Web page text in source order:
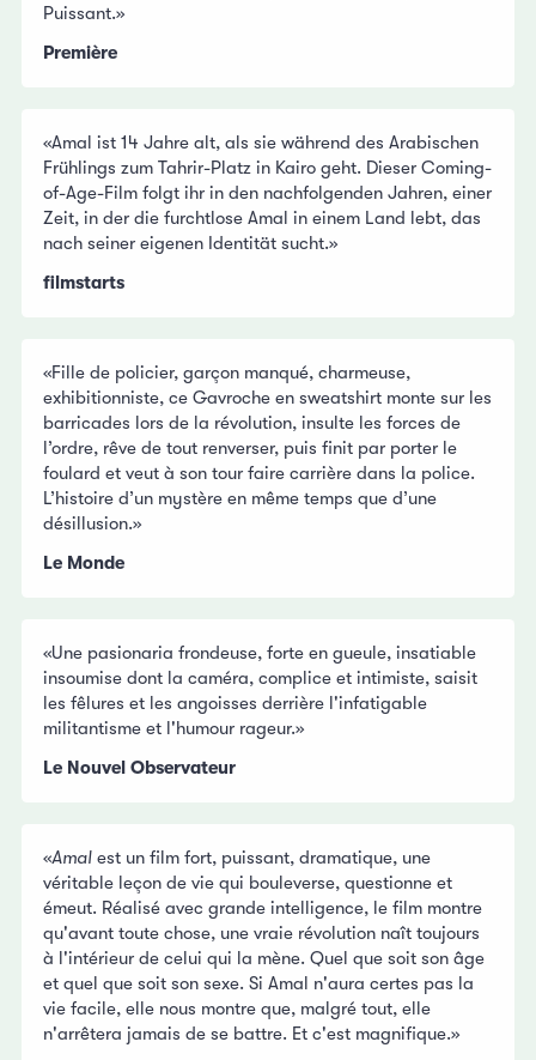
Puissant.»
Première
«Amal ist 14 Jahre alt, als sie während des Arabischen
Frühlings zum Tahrir-Platz in Kairo geht. Dieser Coming-
of-Age-Film folgt ihr in den nachfolgenden Jahren, einer
Zeit, in der die furchtlose Amal in einem Land lebt, das
nach seiner eigenen Identität sucht.»
filmstarts
«Fille de policier, garçon manqué, charmeuse,
exhibitionniste, ce Gavroche en sweatshirt monte sur les
barricades lors de la révolution, insulte les forces de
l’ordre, rêve de tout renverser, puis finit par porter le
foulard et veut à son tour faire carrière dans la police.
L’histoire d’un mystère en même temps que d’une
désillusion.»
Le Monde
«Une pasionaria frondeuse, forte en gueule, insatiable
insoumise dont la caméra, complice et intimiste, saisit
les fêlures et les angoisses derrière l'infatigable
militantisme et l'humour rageur.»
Le Nouvel Observateur
«Amal est un film fort, puissant, dramatique, une
véritable leçon de vie qui bouleverse, questionne et
émeut. Réalisé avec grande intelligence, le film montre
qu'avant toute chose, une vraie révolution naît toujours
à l'intérieur de celui qui la mène. Quel que soit son âge
et quel que soit son sexe. Si Amal n'aura certes pas la
vie facile, elle nous montre que, malgré tout, elle
n'arrêtera jamais de se battre. Et c'est magnifique.»